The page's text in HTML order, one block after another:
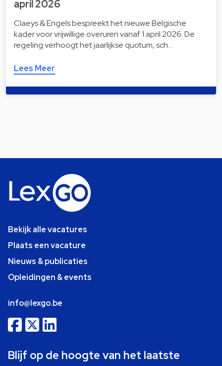
april 2026
Claeys & Engels bespreekt het nieuwe Belgische
kader voor vrijwillige overuren vanaf 1 april 2026. De
regeling verhoogt het jaarlijkse quotum, sch…
Lees Meer
Bekijk alle vacatures
Plaats een vacature
Nieuws & publicaties
Opleidingen & events
info@lexgo.be
Blijf op de hoogte van het laatste